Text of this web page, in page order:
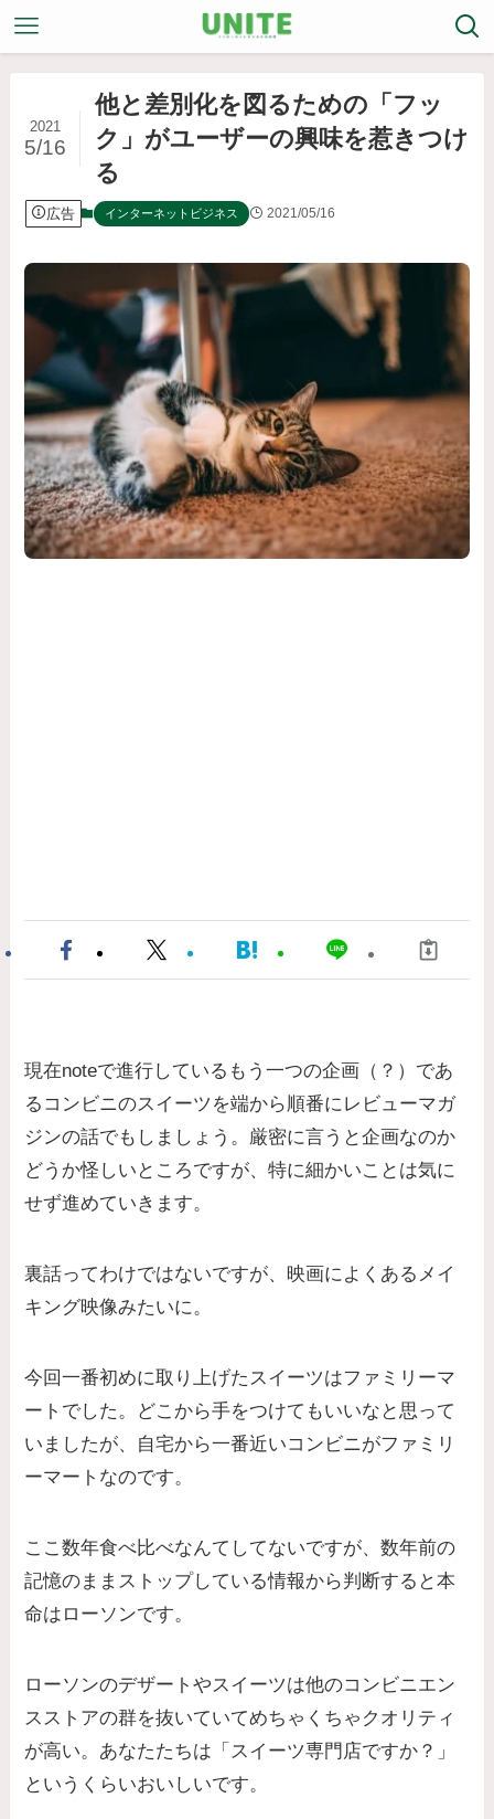
他と差別化を図るための「フッ
ク」がユーザーの興味を惹きつけ
る
2021
5/16
広告 インターネットビジネス 2021/05/16
現在noteで進行しているもう一つの企画（？）であ
るコンビニのスイーツを端から順番にレビューマガ
ジンの話でもしましょう。厳密に言うと企画なのか
どうか怪しいところですが、特に細かいことは気に
せず進めていきます。
裏話ってわけではないですが、映画によくあるメイ
キング映像みたいに。
今回一番初めに取り上げたスイーツはファミリーマ
ートでした。どこから手をつけてもいいなと思って
いましたが、自宅から一番近いコンビニがファミリ
ーマートなのです。
ここ数年食べ比べなんてしてないですが、数年前の
記憶のままストップしている情報から判断すると本
命はローソンです。
ローソンのデザートやスイーツは他のコンビニエン
スストアの群を抜いていてめちゃくちゃクオリティ
が高い。あなたたちは「スイーツ専門店ですか？」
というくらいおいしいです。